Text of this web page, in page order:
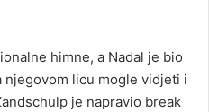
himne, a Nadal je bio
njegovom licu mogle vidjeti i
je napravio break